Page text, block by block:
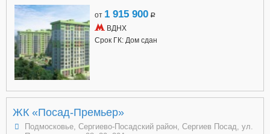
от 1 915 900 a
ВДНХ
Срок ГК: Дом сдан
ЖК «Посад-Премьер»
Подмосковье, Сергиево-Посадский район, Сергиев Посад, ул.